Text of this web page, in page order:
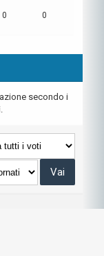
0 0
secondo i